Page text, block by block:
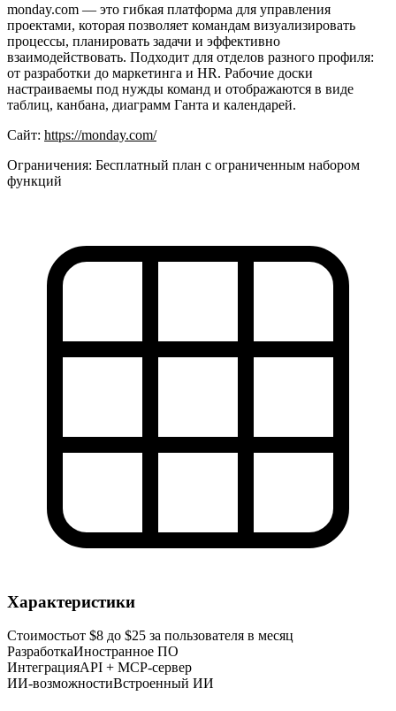
monday.com — это гибкая платформа для управления
проектами, которая позволяет командам визуализировать
процессы, планировать задачи и эффективно
взаимодействовать. Подходит для отделов разного профиля:
от разработки до маркетинга и HR. Рабочие доски
настраиваемы под нужды команд и отображаются в виде
таблиц, канбана, диаграмм Ганта и календарей.
Сайт: https://monday.com/
Ограничения: Бесплатный план с ограниченным набором
функций
Характеристики
Стоимостьот $8 до $25 за пользователя в месяц
РазработкаИностранное ПО
ИнтеграцияAPI + MCP-сервер
ИИ-возможностиВстроенный ИИ